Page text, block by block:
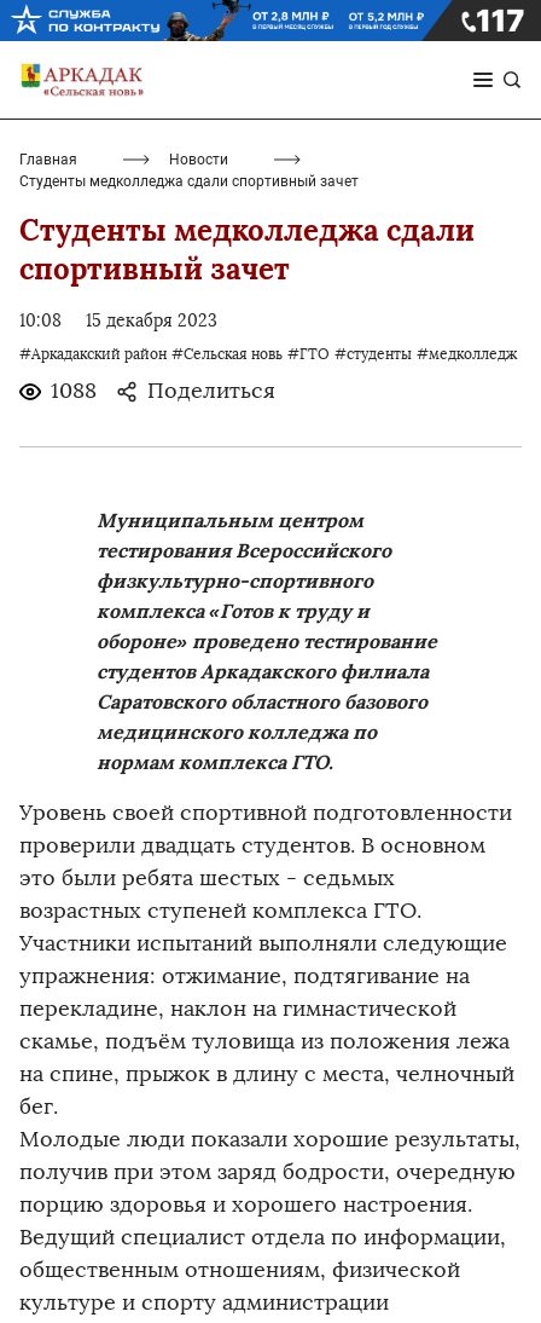
Главная
Новости
Студенты медколледжа сдали спортивный зачет
Студенты медколледжа сдали
спортивный зачет
10:08 15 декабря 2023
#Аркадакский район #Сельская новь #ГТО #студенты #медколледж
1088 Поделиться
Муниципальным центром
тестирования Всероссийского
физкультурно-спортивного
комплекса «Готов к труду и
обороне» проведено тестирование
студентов Аркадакского филиала
Саратовского областного базового
медицинского колледжа по
нормам комплекса ГТО.
Уровень своей спортивной подготовленности
проверили двадцать студентов. В основном
это были ребята шестых - седьмых
возрастных ступеней комплекса ГТО.
Участники испытаний выполняли следующие
упражнения: отжимание, подтягивание на
перекладине, наклон на гимнастической
скамье, подъём туловища из положения лежа
на спине, прыжок в длину с места, челночный
бег.
Молодые люди показали хорошие результаты,
получив при этом заряд бодрости, очередную
порцию здоровья и хорошего настроения.
Ведущий специалист отдела по информации,
общественным отношениям, физической
культуре и спорту администрации